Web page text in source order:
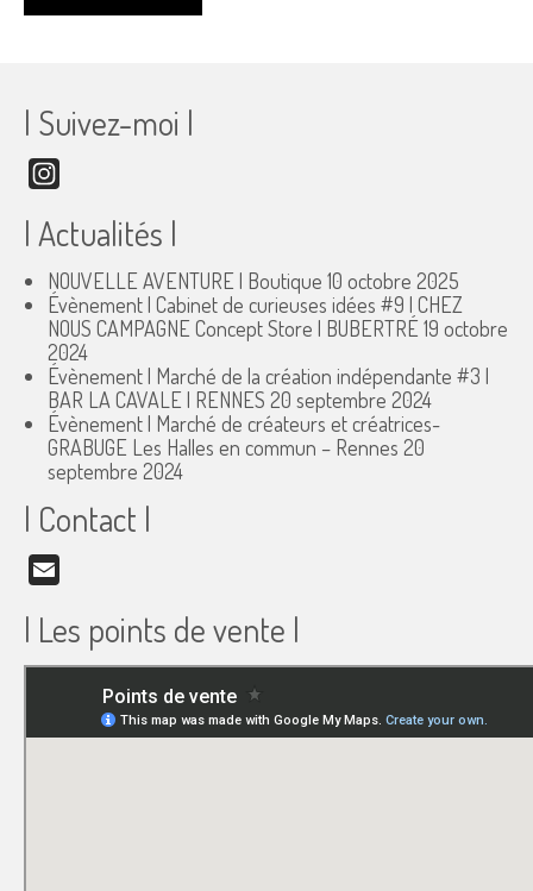
| Suivez-moi |
| Actualités |
NOUVELLE AVENTURE | Boutique 10 octobre 2025
Évènement | Cabinet de curieuses idées #9 | CHEZ
NOUS CAMPAGNE Concept Store | BUBERTRÉ 19 octobre
2024
Évènement | Marché de la création indépendante #3 |
BAR LA CAVALE | RENNES 20 septembre 2024
Évènement | Marché de créateurs et créatrices-
GRABUGE Les Halles en commun – Rennes 20
septembre 2024
| Contact |
| Les points de vente |